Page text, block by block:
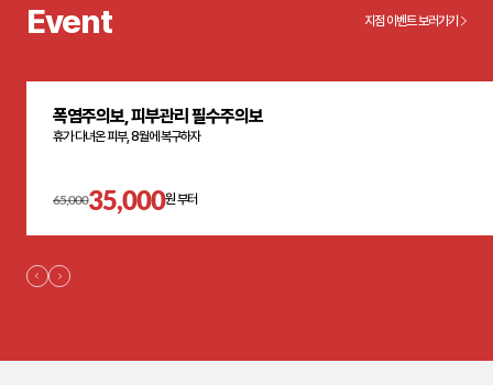
Event 지점 이벤트 보러가기
폭염주의보, 피부관리 필수주의보
휴가 다녀온 피부, 8월에 복구하자
65,00035,000원 부터